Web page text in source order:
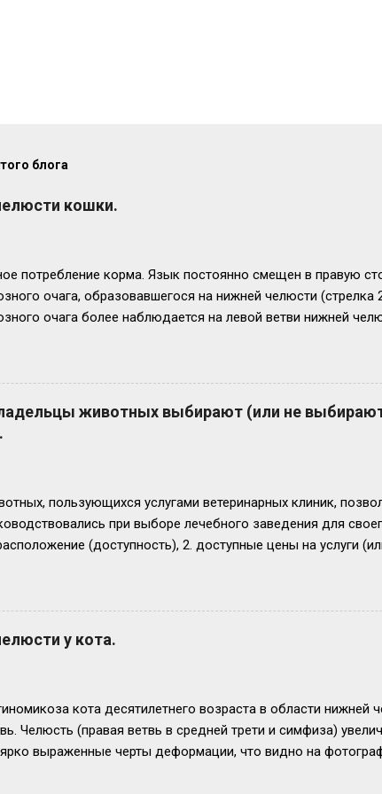
блога
кошки.
потребление корма. Язык постоянно смещен в правую
очага, образовавшегося на нижней челюсти
очага более наблюдается на левой ветви нижней
животных выбирают (или не
пользующихся услугами ветеринарных клиник,
при выборе лечебного заведения для
(доступность), 2. доступные цены на услуги
ожиданий и реальности, 8. клиника работает
9. привлекательный сайт и положительные отзывы в
11. привычка посещать одну клинику, Эти ответы были
в центре города с миллионным населением.
у кота.
кота десятилетнего возраста в области нижней
Челюсть (правая ветвь в средней трети и симфиза)
выраженные черты деформации, что видно на